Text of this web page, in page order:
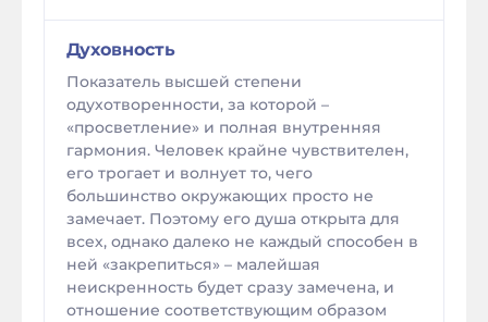
Духовность
Показатель высшей степени
одухотворенности, за которой –
«просветление» и полная внутренняя
гармония. Человек крайне чувствителен,
его трогает и волнует то, чего
большинство окружающих просто не
замечает. Поэтому его душа открыта для
всех, однако далеко не каждый способен в
ней «закрепиться» – малейшая
неискренность будет сразу замечена, и
отношение соответствующим образом